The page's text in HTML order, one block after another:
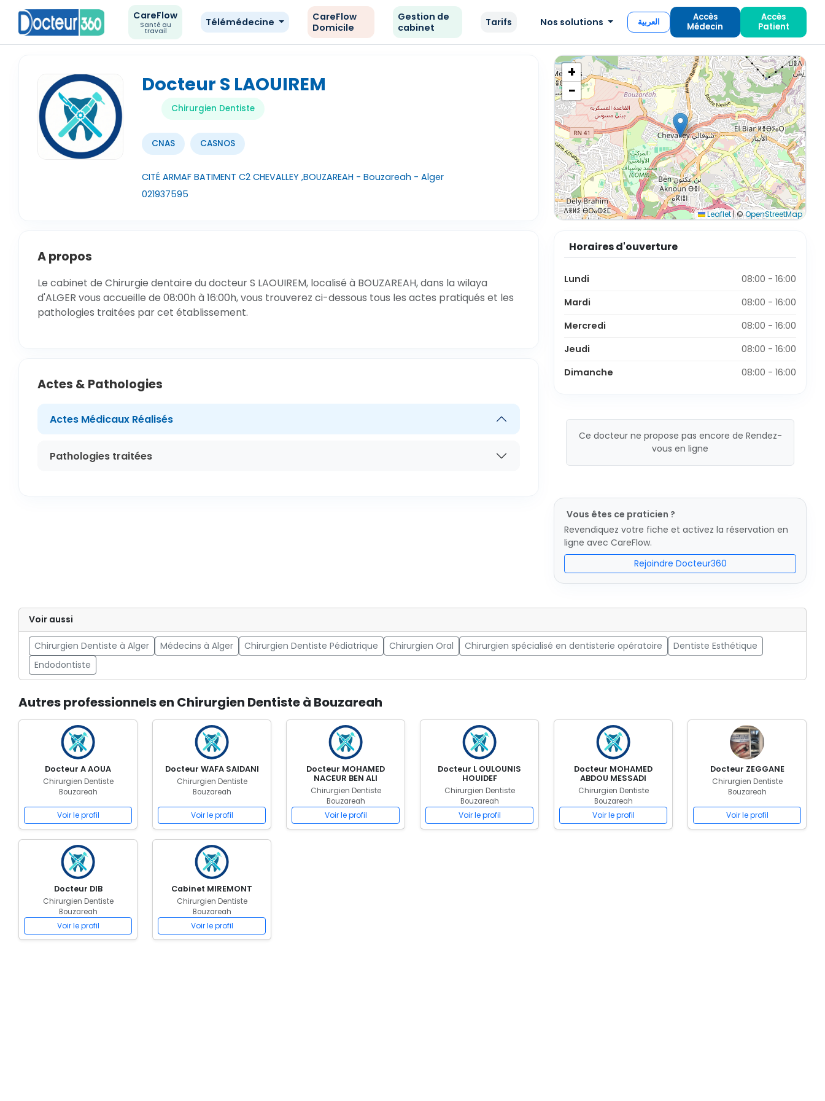
CareFlow
Santé au
travail
Télémédecine
CareFlow
Domicile
Gestion de
cabinet
Tarifs Nos solutions العربية
Accès
Médecin
Accès
Patient
Docteur S LAOUIREM
Chirurgien Dentiste
CNAS CASNOS
CITÉ ARMAF BATIMENT C2 CHEVALLEY ,BOUZAREAH - Bouzareah - Alger
021937595
+
−
Leaflet|©OpenStreetMap
A propos
Le cabinet de Chirurgie dentaire du docteur S LAOUIREM, localisé à BOUZAREAH, dans la wilaya
d'ALGER vous accueille de 08:00h à 16:00h, vous trouverez ci-dessous tous les actes pratiqués et les
pathologies traitées par cet établissement.
Actes & Pathologies
Actes Médicaux Réalisés
Pathologies traitées
Horaires d'ouverture
Lundi
08:00 - 16:00
Mardi
08:00 - 16:00
Mercredi
08:00 - 16:00
Jeudi
08:00 - 16:00
Dimanche
08:00 - 16:00
Ce docteur ne propose pas encore de Rendez-
vous en ligne
Vous êtes ce praticien ?
Revendiquez votre fiche et activez la réservation en
ligne avec CareFlow.
Rejoindre Docteur360
Voir aussi
Chirurgien Dentiste à Alger Médecins à Alger Chirurgien Dentiste Pédiatrique Chirurgien Oral Chirurgien spécialisé en dentisterie opératoire
Dentiste Esthétique
Endodontiste
Autres professionnels en Chirurgien Dentiste à Bouzareah
Docteur A AOUA
Chirurgien Dentiste
Bouzareah
Voir le profil
Docteur WAFA SAIDANI
Chirurgien Dentiste
Bouzareah
Voir le profil
Docteur MOHAMED
NACEUR BEN ALI
Chirurgien Dentiste
Bouzareah
Voir le profil
Docteur L OULOUNIS
HOUIDEF
Chirurgien Dentiste
Bouzareah
Voir le profil
Docteur MOHAMED
ABDOU MESSADI
Chirurgien Dentiste
Bouzareah
Voir le profil
Docteur ZEGGANE
Chirurgien Dentiste
Bouzareah
Voir le profil
Docteur DIB
Chirurgien Dentiste
Bouzareah
Voir le profil
Cabinet MIREMONT
Chirurgien Dentiste
Bouzareah
Voir le profil